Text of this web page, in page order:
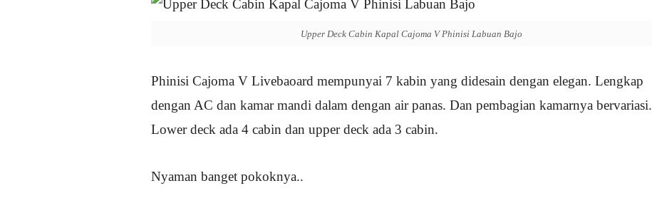
Upper Deck Cabin Kapal Cajoma V Phinisi Labuan Bajo
Phinisi Cajoma V Livebaoard mempunyai 7 kabin yang didesain dengan elegan. Lengkap
dengan AC dan kamar mandi dalam dengan air panas. Dan pembagian kamarnya bervariasi.
Lower deck ada 4 cabin dan upper deck ada 3 cabin.
Nyaman banget pokoknya..